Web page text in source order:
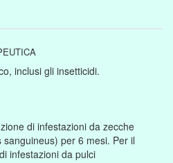
inclusi gli insetticidi.
di infestazioni da zecche
per 6 mesi. Per il
infestazioni da pulci